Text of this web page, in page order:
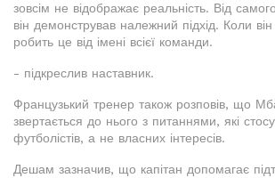
зовсім не відображає реальність. Від
він демонстрував належний підхід. Коли
робить це від імені всієї команди.
- підкреслив наставник.
Французький тренер також розповів, що
звертається до нього з питаннями, які
футболістів, а не власних інтересів.
Дешам зазначив, що капітан допомагає